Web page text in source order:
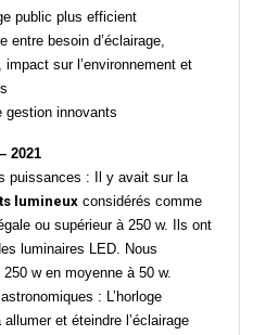
public plus efficient
entre besoin d’éclairage,
impact sur l’environnement et
gestion innovants
2021
puissances :
Il y avait sur la
s lumineux considérés comme
ou supérieur à 250 w. Ils ont
luminaires LED. Nous
w en moyenne à 50 w.
astronomiques : L’horloge
et éteindre l’éclairage